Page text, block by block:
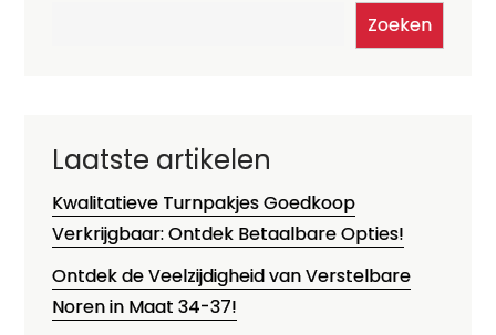
Zoeken
Laatste artikelen
Kwalitatieve Turnpakjes Goedkoop
Verkrijgbaar: Ontdek Betaalbare Opties!
Ontdek de Veelzijdigheid van Verstelbare
Noren in Maat 34-37!